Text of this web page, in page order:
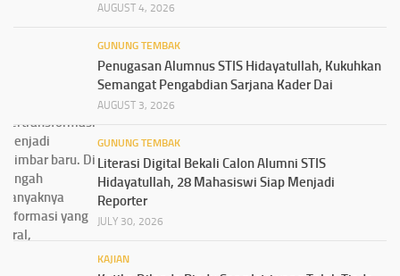
AUGUST 4, 2026
GUNUNG TEMBAK
Penugasan Alumnus STIS Hidayatullah, Kukuhkan
Semangat Pengabdian Sarjana Kader Dai
AUGUST 3, 2026
GUNUNG TEMBAK
Literasi Digital Bekali Calon Alumni STIS
Hidayatullah, 28 Mahasiswi Siap Menjadi
Reporter
JULY 30, 2026
KAJIAN